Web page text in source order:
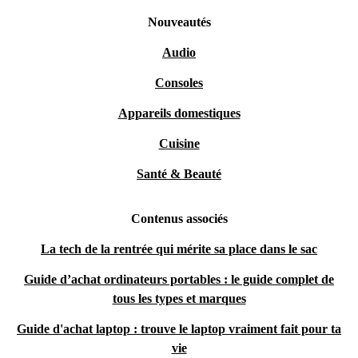
Nouveautés
Audio
Consoles
Appareils domestiques
Cuisine
Santé & Beauté
Contenus associés
La tech de la rentrée qui mérite sa place dans le sac
Guide d’achat ordinateurs portables : le guide complet de
tous les types et marques
Guide d'achat laptop : trouve le laptop vraiment fait pour ta
vie